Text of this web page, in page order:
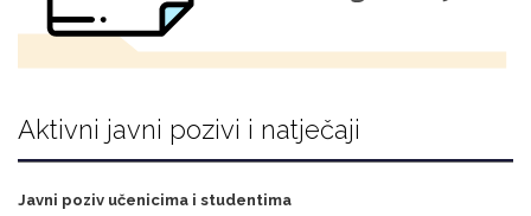
Aktivni javni pozivi i natječaji
Javni poziv učenicima i studentima